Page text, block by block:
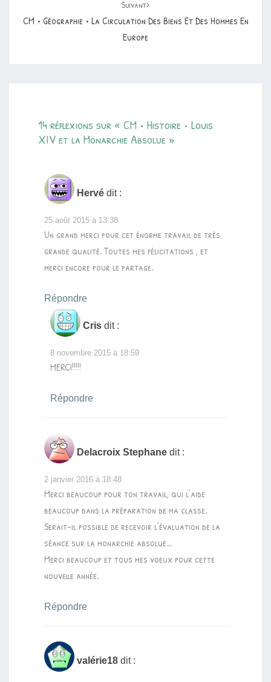
Suivant
CM • Géographie • La Circulation Des Biens Et Des Hommes En
Europe
14 réflexions sur « CM • Histoire • Louis
XIV et la Monarchie Absolue »
Hervé dit :
25 août 2015 à 13:38
Un grand merci pour cet énorme travail de très
grande qualité. Toutes mes félicitations , et
merci encore pour le partage.
Répondre
Cris dit :
8 novembre 2015 à 18:59
MERCI!!!!!
Répondre
Delacroix Stephane dit :
2 janvier 2016 à 18:48
Merci beaucoup pour ton travail, qui l’aide
beaucoup dans la préparation de ma classe.
Serait-il possible de recevoir l’évaluation de la
séance sur la monarchie absolue…
Merci beaucoup et tous mes voeux pour cette
nouvelle année.
Répondre
valérie18 dit :